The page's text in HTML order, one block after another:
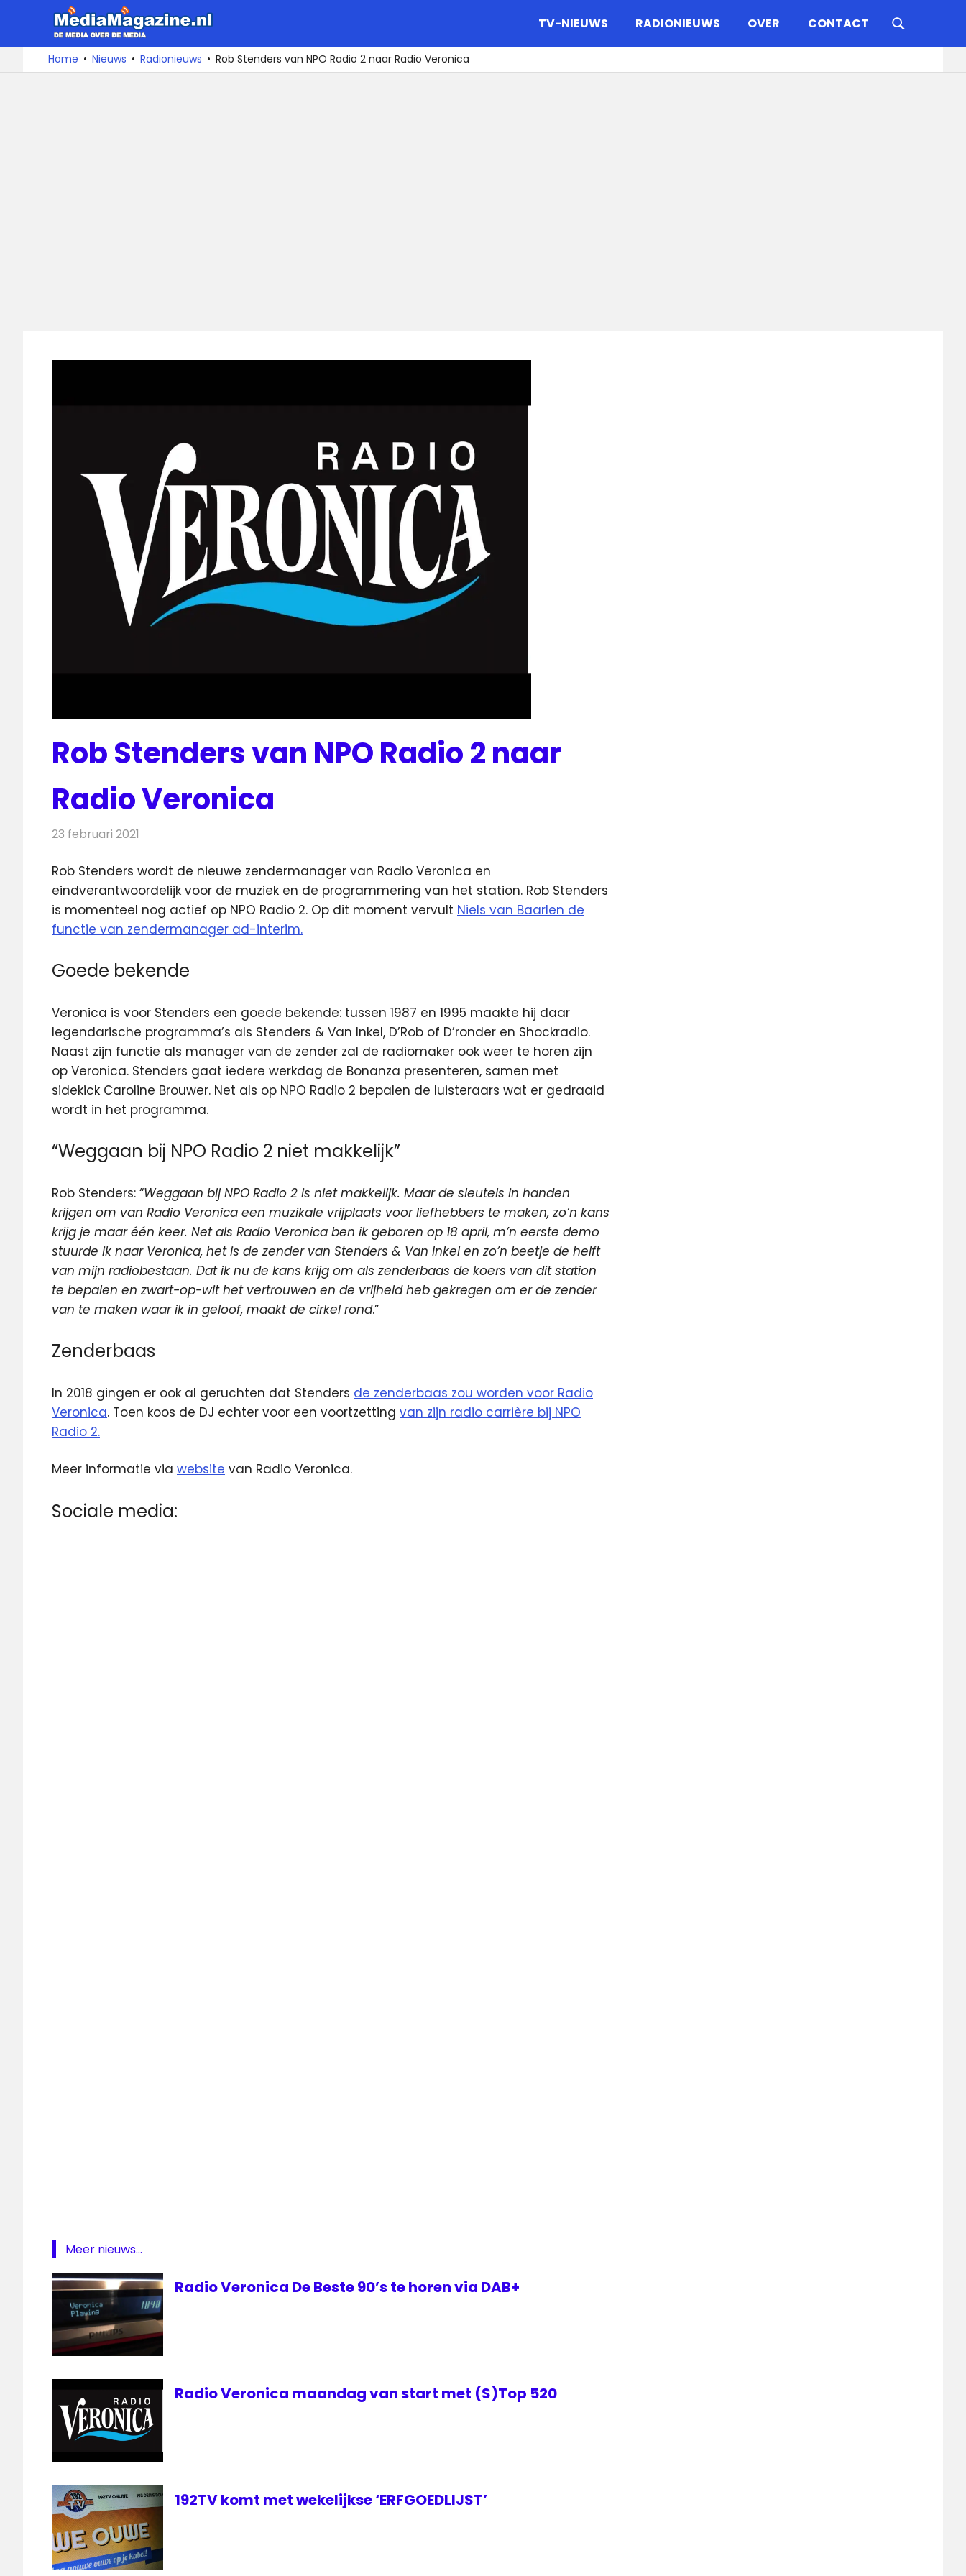
naar
De
media
over
TV-NIEUWS RADIONIEUWS OVER CONTACT
Home Nieuws Radionieuws Rob Stenders van NPO Radio 2 naar Radio Veronica
Rob Stenders van NPO Radio 2 naar
Radio Veronica
23 februari 2021
Rob Stenders wordt de nieuwe zendermanager van Radio Veronica en
eindverantwoordelijk voor de muziek en de programmering van het station. Rob Stenders
is momenteel nog actief op NPO Radio 2. Op dit moment vervult Niels van Baarlen de
functie van zendermanager ad-interim.
Goede bekende
Veronica is voor Stenders een goede bekende: tussen 1987 en 1995 maakte hij daar
legendarische programma’s als Stenders & Van Inkel, D’Rob of D’ronder en Shockradio.
Naast zijn functie als manager van de zender zal de radiomaker ook weer te horen zijn
op Veronica. Stenders gaat iedere werkdag de Bonanza presenteren, samen met
sidekick Caroline Brouwer. Net als op NPO Radio 2 bepalen de luisteraars wat er gedraaid
wordt in het programma.
“Weggaan bij NPO Radio 2 niet makkelijk”
Rob Stenders: “Weggaan bij NPO Radio 2 is niet makkelijk. Maar de sleutels in handen
krijgen om van Radio Veronica een muzikale vrijplaats voor liefhebbers te maken, zo’n kans
krijg je maar één keer. Net als Radio Veronica ben ik geboren op 18 april, m’n eerste demo
stuurde ik naar Veronica, het is de zender van Stenders & Van Inkel en zo’n beetje de helft
van mijn radiobestaan. Dat ik nu de kans krijg om als zenderbaas de koers van dit station
te bepalen en zwart-op-wit het vertrouwen en de vrijheid heb gekregen om er de zender
van te maken waar ik in geloof, maakt de cirkel rond.”
Zenderbaas
In 2018 gingen er ook al geruchten dat Stenders de zenderbaas zou worden voor Radio
Veronica. Toen koos de DJ echter voor een voortzetting van zijn radio carrière bij NPO
Radio 2.
Meer informatie via website van Radio Veronica.
Sociale media:
Meer nieuws...
Radio Veronica De Beste 90’s te horen via DAB+
Radio Veronica maandag van start met (S)Top 520
192TV komt met wekelijkse ‘ERFGOEDLIJST’